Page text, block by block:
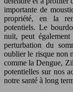
importante de
propriété, en la
potentiels. Le
nuit, peut
perturbation du
oublier le risque non
comme la Dengue,
potentielles sur nos
notre santé à long